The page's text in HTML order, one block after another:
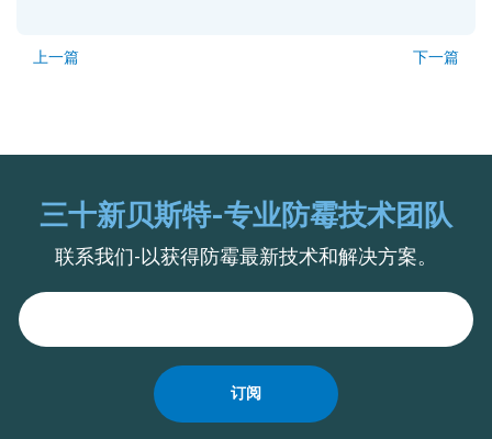
上一篇 下一篇
三十新贝斯特-专业防霉技术团队
联系我们-以获得防霉最新技术和解决方案。
订阅